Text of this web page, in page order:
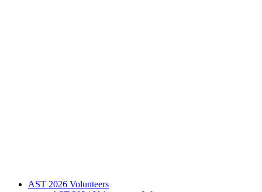
AST 2026 Volunteers